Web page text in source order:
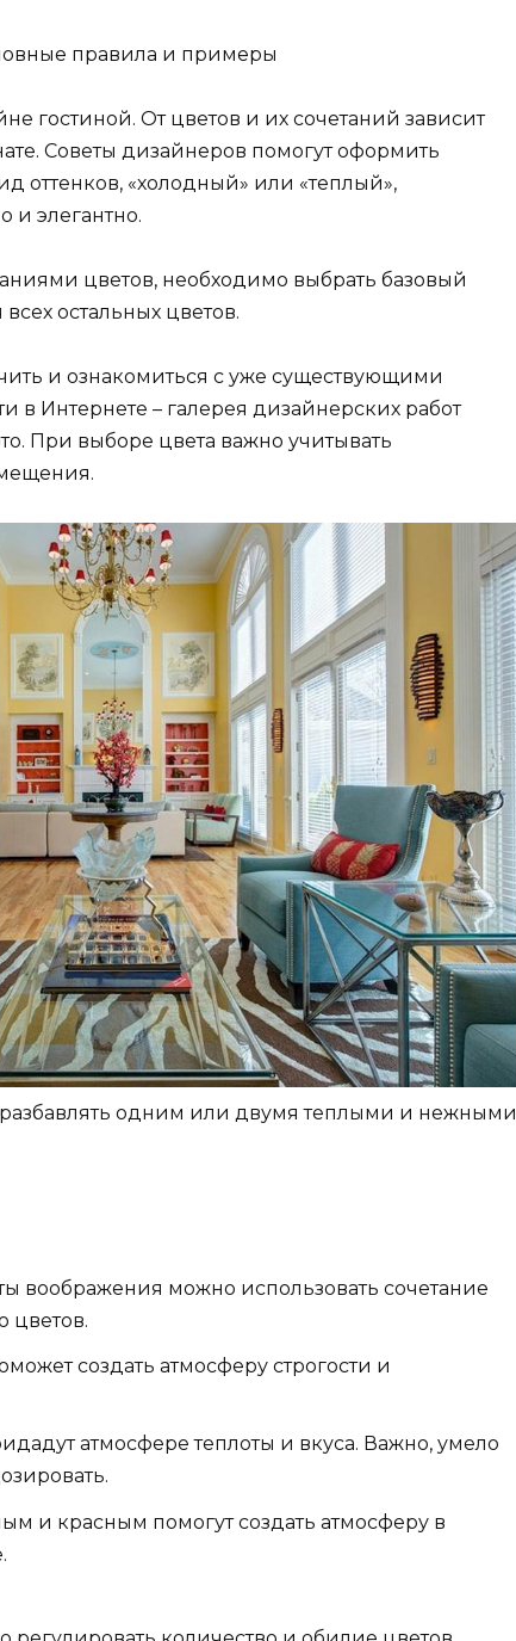
правила и примеры
гостиной. От цветов и их сочетаний зависит
Советы дизайнеров помогут оформить
оттенков, «холодный» или «теплый»,
и элегантно.
цветов, необходимо выбрать базовый
остальных цветов.
и ознакомиться с уже существующими
в Интернете – галерея дизайнерских работ
При выборе цвета важно учитывать
разбавлять одним или двумя теплыми и нежными
воображения можно использовать сочетание
цветов.
создать атмосферу строгости и
атмосфере теплоты и вкуса. Важно, умело
и красным помогут создать атмосферу в